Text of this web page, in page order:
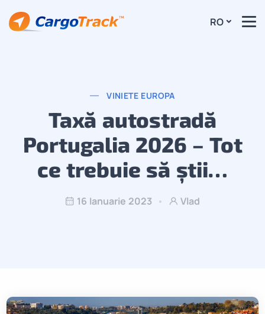
RO
VINIETE EUROPA
Taxă autostradă
Portugalia 2026 – Tot
ce trebuie să știi…
16 Ianuarie 2023 Vlad